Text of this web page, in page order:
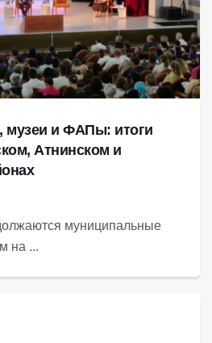
музеи и ФАПы: итоги
Атнинском и
муниципальные
на ...